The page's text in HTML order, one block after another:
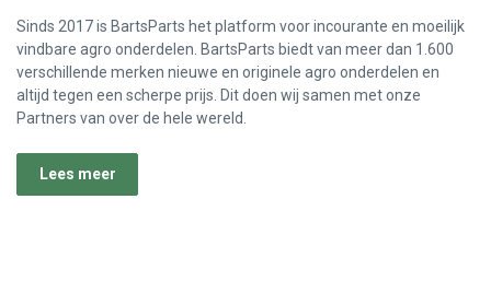
Sinds 2017 is BartsParts het platform voor incourante en moeilijk
vindbare agro onderdelen. BartsParts biedt van meer dan 1.600
verschillende merken nieuwe en originele agro onderdelen en
altijd tegen een scherpe prijs. Dit doen wij samen met onze
Partners van over de hele wereld.
Lees meer